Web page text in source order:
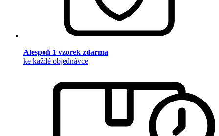
Alespoň 1 vzorek zdarma
ke každé objednávce